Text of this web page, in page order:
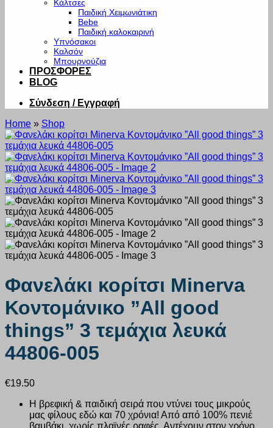
Κάλτσες
Παιδική Χειμωνιάτικη
Bebe
Παιδική καλοκαιρινή
Υπνόσακοι
Καλσόν
Μπουρνούζια
ΠΡΟΣΦΟΡΕΣ
BLOG
Σύνδεση / Εγγραφή
Home » Shop
Φανελάκι κορίτσι Minerva
Κοντομάνικο ”All good
things” 3 τεμάχια λευκά
44806-005
€19.50
Η βρεφική & παιδική σειρά που ντύνει τους μικρούς
μας φίλους εδώ και 70 χρόνια! Από από 100% πενιέ
βαμβάκι, χωρίς πλαϊνές ραφές. Αντέχουν στον χρόνο